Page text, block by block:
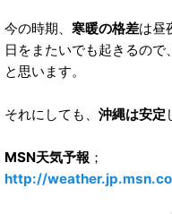
今の時期、 寒暖の格差は昼
日をまたいでも起きるの
と思います。
それにしても、 沖縄は安定
MSN天気予報 ；
http://